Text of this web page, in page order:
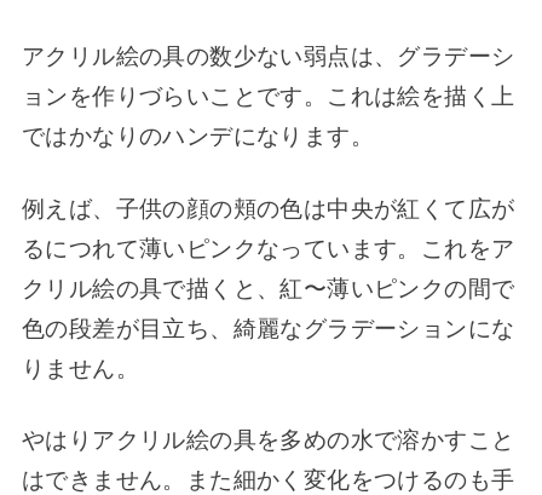
アクリル絵の具の数少ない弱点は、グラデーシ
ョンを作りづらいことです。これは絵を描く上
ではかなりのハンデになります。
例えば、子供の顔の頬の色は中央が紅くて広が
るにつれて薄いピンクなっています。これをア
クリル絵の具で描くと、紅〜薄いピンクの間で
色の段差が目立ち、綺麗なグラデーションにな
りません。
やはりアクリル絵の具を多めの水で溶かすこと
はできません。また細かく変化をつけるのも手